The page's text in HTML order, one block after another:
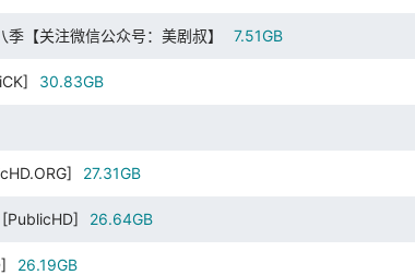
【关注微信公众号：美剧叔】 7.51GB
30.83GB
27.31GB
26.64GB
26.19GB